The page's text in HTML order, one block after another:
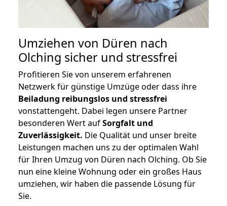
Umziehen von Düren nach
Olching sicher und stressfrei
Profitieren Sie von unserem erfahrenen
Netzwerk für günstige Umzüge oder dass ihre
Beiladung reibungslos und stressfrei
vonstattengeht. Dabei legen unsere Partner
besonderen Wert aufSorgfalt und
Zuverlässigkeit. Die Qualität und unser breite
Leistungen machen uns zu der optimalen Wahl
für Ihren Umzug von Düren nach Olching. Ob Sie
nun eine kleine Wohnung oder ein großes Haus
umziehen, wir haben die passende Lösung für
Sie.